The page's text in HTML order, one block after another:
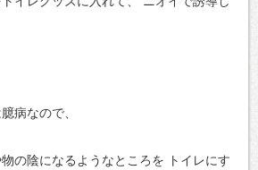
病なので、
の陰になるようなところを トイレにす